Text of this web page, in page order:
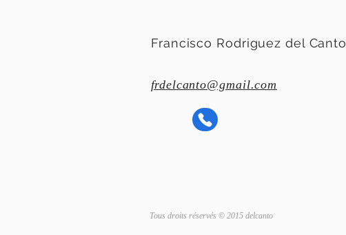
Francisco Rodriguez del Canto
frdelcanto@gmail.com
Tous droits réservés © 2015 delcanto